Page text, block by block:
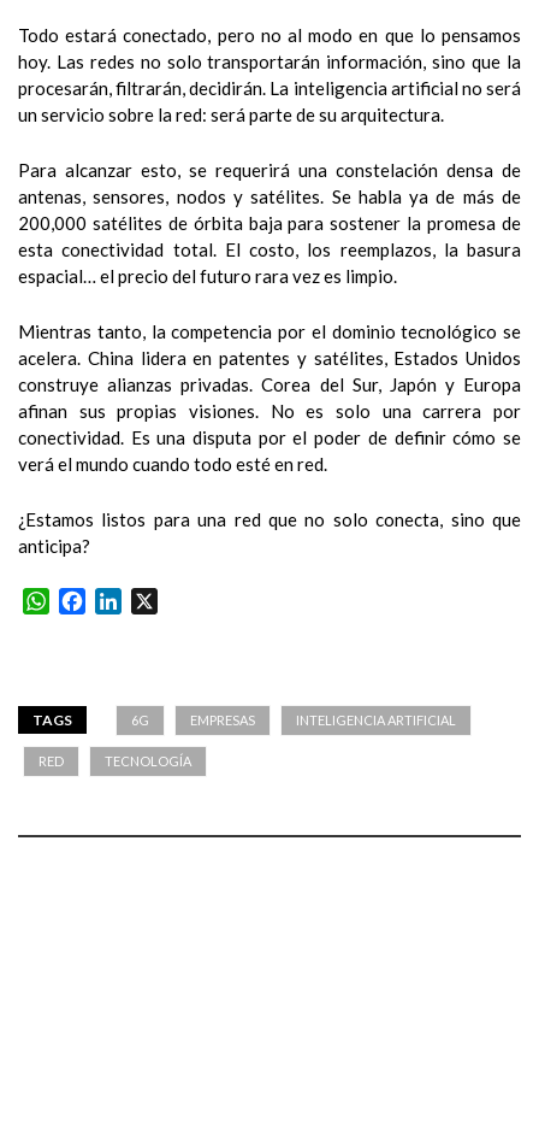
Todo estará conectado, pero no al modo en que lo pensamos
hoy. Las redes no solo transportarán información, sino que la
procesarán, filtrarán, decidirán. La inteligencia artificial no será
un servicio sobre la red: será parte de su arquitectura.
Para alcanzar esto, se requerirá una constelación densa de
antenas, sensores, nodos y satélites. Se habla ya de más de
200,000 satélites de órbita baja para sostener la promesa de
esta conectividad total. El costo, los reemplazos, la basura
espacial… el precio del futuro rara vez es limpio.
Mientras tanto, la competencia por el dominio tecnológico se
acelera. China lidera en patentes y satélites, Estados Unidos
construye alianzas privadas. Corea del Sur, Japón y Europa
afinan sus propias visiones. No es solo una carrera por
conectividad. Es una disputa por el poder de definir cómo se
verá el mundo cuando todo esté en red.
¿Estamos listos para una red que no solo conecta, sino que
anticipa?
WhatsApp
FacebookLinkedIn
TAGS 6G EMPRESAS INTELIGENCIA ARTIFICIAL
RED TECNOLOGÍA